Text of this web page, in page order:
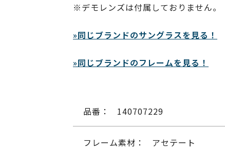
※デモレンズは付属しておりません。
»同じブランドのサングラスを見る！
»同じブランドのフレームを見る！
品番： 140707229
フレーム素材： アセテート